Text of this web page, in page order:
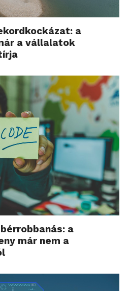
idehaza és
vaku, de a dobozban
Ránézésre kételkedünk a
első fotózásnál ez a kétely
ugyanis úgy 4-5 méterig
tetején elhelyezkedő
és egy csavaros
rögzíteni. Még a
takar ki a fényből, mert a kis
villantó feljebb kerül úgy 3-4
a
a vállalatok
a
már nem a